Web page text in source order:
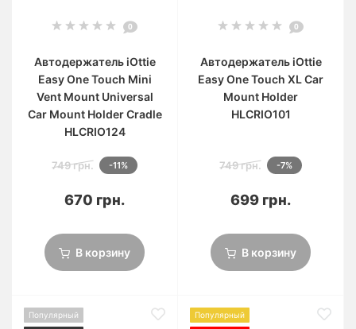
0
Автодержатель iOttie
Easy One Touch Mini
Vent Mount Universal
Car Mount Holder Cradle
HLCRIO124
749 грн. -11%
670 грн.
В корзину
0
Автодержатель iOttie
Easy One Touch XL Car
Mount Holder
HLCRIO101
749 грн. -7%
699 грн.
В корзину
Популярный Популярный